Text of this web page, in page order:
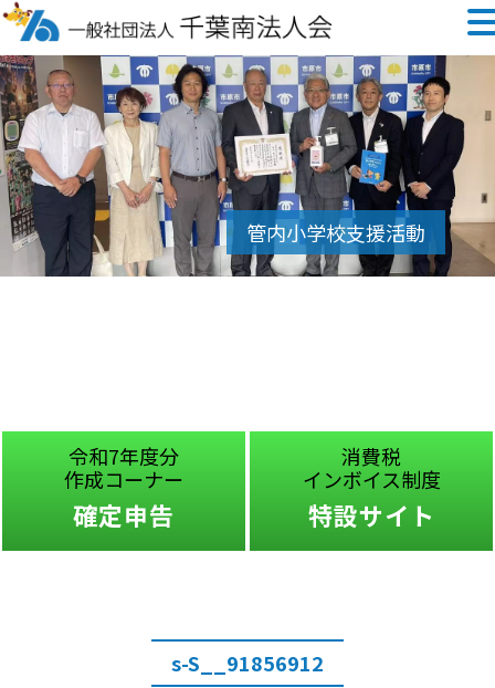
令和7年度分
作成コーナー
確定申告
消費税
インボイス制度
特設サイト
s-S__91856912